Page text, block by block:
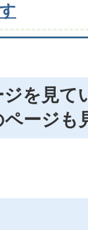
を見て
ージも